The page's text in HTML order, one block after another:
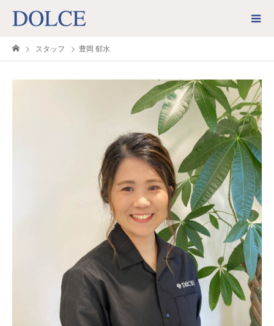
スタッフ 豊岡 郁水